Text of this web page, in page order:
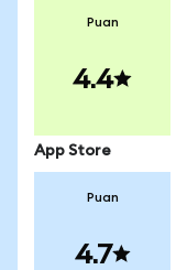
Puan
4.4
App Store
Puan
4.7